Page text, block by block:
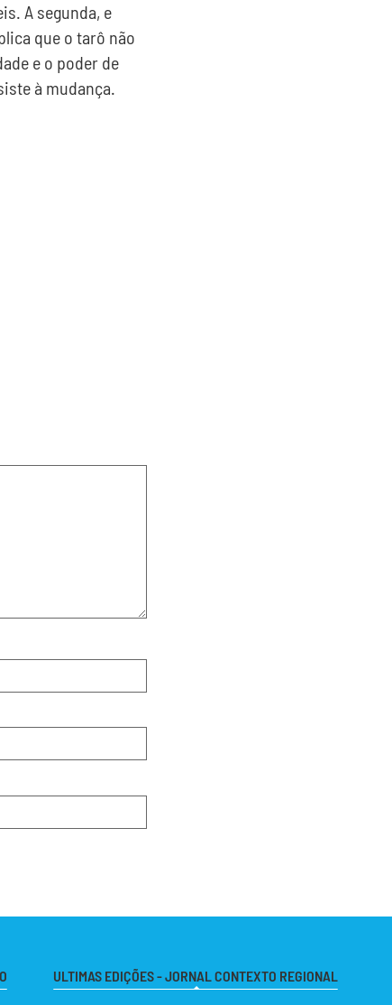
A segunda, e
que o tarô não
e o poder de
à mudança.
ULTIMAS EDIÇÕES - JORNAL CONTEXTO REGIONAL